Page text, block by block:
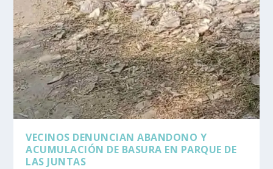
VECINOS DENUNCIAN ABANDONO Y
ACUMULACIÓN DE BASURA EN PARQUE DE
LAS JUNTAS